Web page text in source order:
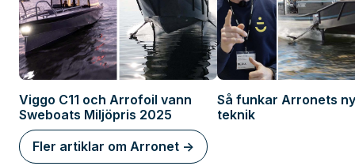
Viggo C11 och Arrofoil vann
Sweboats Miljöpris 2025
Så funkar Arronets
teknik
Fler artiklar om Arronet ->